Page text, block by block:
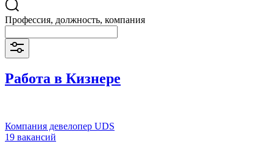
Профессия, должность, компания
Работа в Кизнере
Компания девелопер UDS
19 вакансий